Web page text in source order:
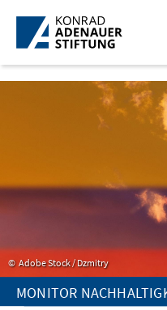
Skip to Main Content
Adobe Stock / Dzmitry
MONITOR